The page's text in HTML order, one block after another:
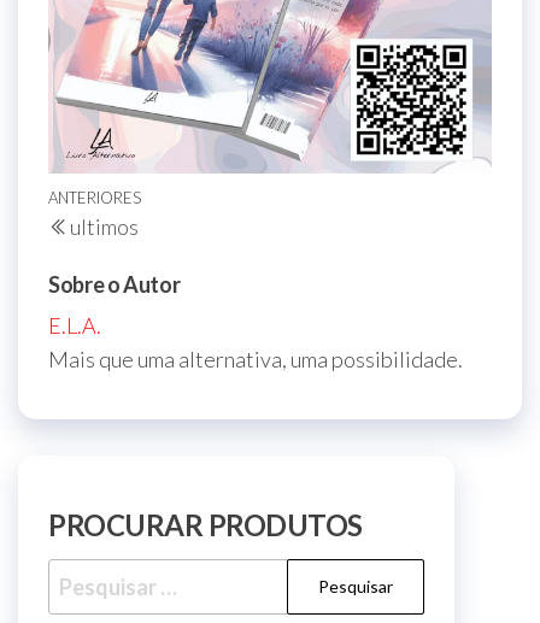
Navegação
de
Post
Post
anterior
ANTERIORES
ultimos
Sobre o Autor
E.L.A.
Mais que uma alternativa, uma possibilidade.
PROCURAR PRODUTOS
Pesquisar
por: